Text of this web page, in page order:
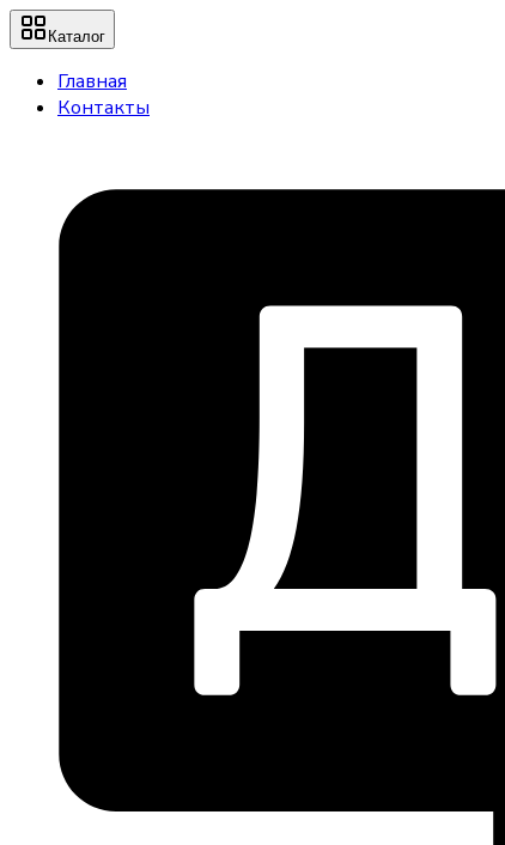
Каталог
Главная
Контакты